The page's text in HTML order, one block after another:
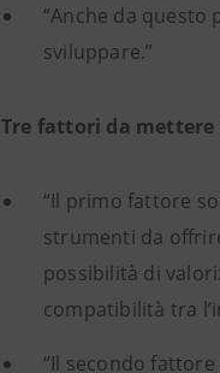
“Anche da questo
sviluppare.”
Tre fattori da
“Il primo fattore
strumenti da
possibilità di
compatibilità tra
“Il secondo